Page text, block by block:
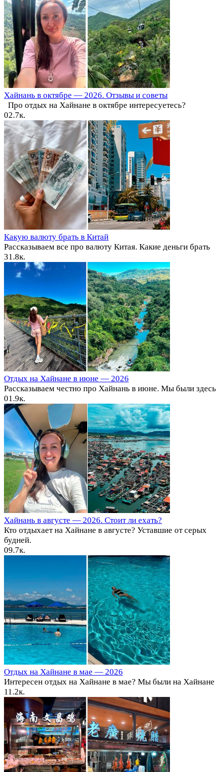
Хайнань в октябре — 2026. Отзывы и советы
Про отдых на Хайнане в октябре интересуетесь?
02.7к.
Какую валюту брать в Китай
Рассказываем все про валюту Китая. Какие деньги брать
31.8к.
Отдых на Хайнане в июне — 2026
Рассказываем честно про Хайнань в июне. Мы были здесь
01.9к.
Хайнань в августе — 2026. Стоит ли ехать?
Кто отдыхает на Хайнане в августе? Уставшие от серых
будней.
09.7к.
Отдых на Хайнане в мае — 2026
Интересен отдых на Хайнане в мае? Мы были на Хайнане
11.2к.